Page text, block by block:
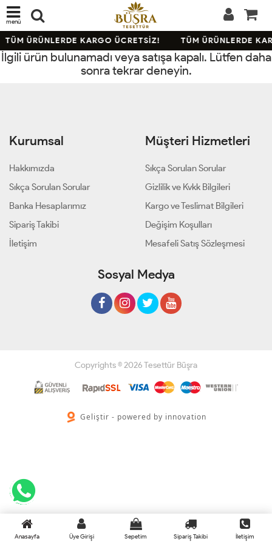
menü
TÜM ÜRÜNLERDE KARGO ÜCRETSİZ! TÜM ÜRÜNLERDE
İlgili ürün bulunamadı veya satışa kapalı. Lütfen daha
sonra tekrar deneyin.
Kurumsal
Hakkımızda
Sıkça Sorulan Sorular
Banka Hesaplarımız
Sipariş Takibi
İletişim
Müşteri Hizmetleri
Sıkça Sorulan Sorular
Gizlilik ve Kvkk Bilgileri
Kargo ve Teslimat Bilgileri
Değişim Koşulları
Mesafeli Satış Sözleşmesi
Sosyal Medya
Copyrights © 2026 Tesettür Büşra
Geliştir - powered by innovation
Anasayfa Üye Girişi Sepetim Sipariş Takibi İletişim